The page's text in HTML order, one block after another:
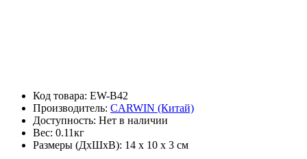
Код товара: EW-B42
Производитель: CARWIN (Китай)
Доступность: Нет в наличии
Вес: 0.11кг
Размеры (ДxШxВ): 14 x 10 x 3 см